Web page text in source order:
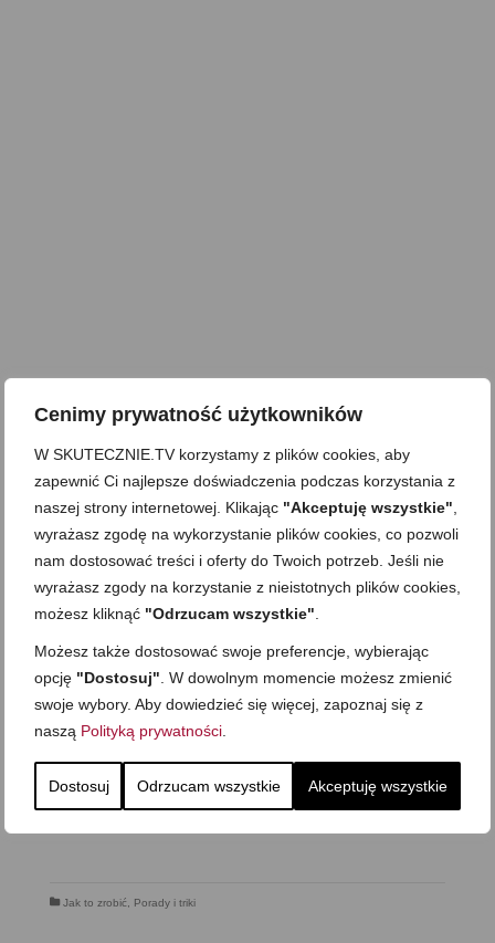
Cenimy prywatność użytkowników
W SKUTECZNIE.TV korzystamy z plików cookies, aby
zapewnić Ci najlepsze doświadczenia podczas korzystania z
naszej strony internetowej. Klikając "Akceptuję wszystkie"
wyrażasz zgodę na wykorzystanie plików cookies, co pozwoli
nam dostosować treści i oferty do Twoich potrzeb. Jeśli nie
wyrażasz zgody na korzystanie z nieistotnych plików cookies,
możesz kliknąć "Odrzucam wszystkie"
Możesz także dostosować swoje preferencje, wybierając
opcję "Dostosuj" . W dowolnym momencie możesz zmienić
swoje wybory. Aby dowiedzieć się więcej, zapoznaj się z
naszą Polityką prywatności
Dostosuj Odrzucam wszystkie Akceptuję wszystkie
Jak to zrobić Porady i triki